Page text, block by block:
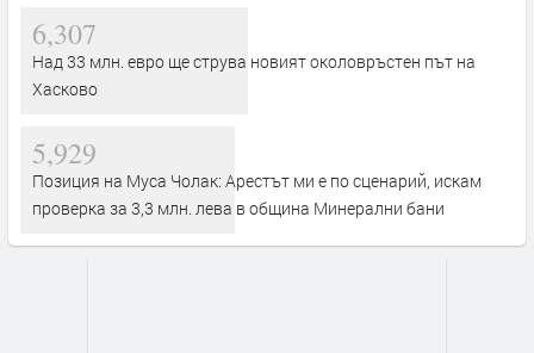
6,307
Над 33 млн. евро ще струва новият околовръстен път на
Хасково
5,929
Позиция на Муса Чолак: Арестът ми е по сценарий, искам
проверка за 3,3 млн. лева в община Минерални бани